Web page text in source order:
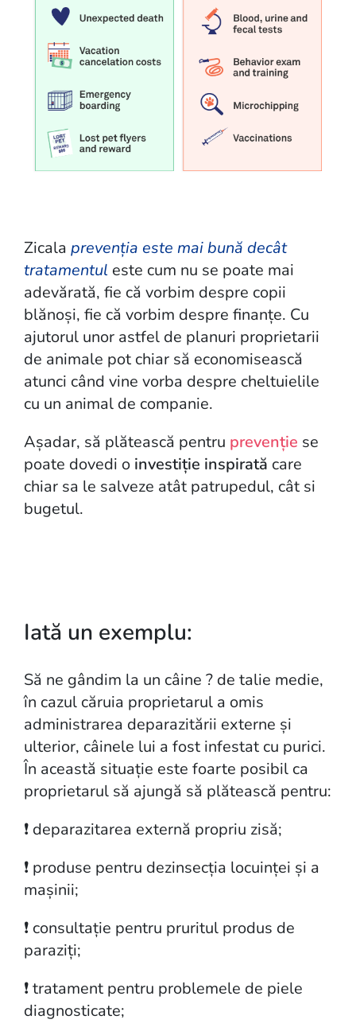
Zicala prevenția este mai bună decât
tratamentul este cum nu se poate mai
adevărată, fie că vorbim despre copii
blănoși, fie că vorbim despre finanțe. Cu
ajutorul unor astfel de planuri proprietarii
de animale pot chiar să economisească
atunci când vine vorba despre cheltuielile
cu un animal de companie.
Așadar, să plătească pentru prevenție se
poate dovedi o investiție inspirată care
chiar sa le salveze atât patrupedul, cât si
bugetul.
Iată un exemplu:
Să ne gândim la un câine ? de talie medie,
în cazul căruia proprietarul a omis
administrarea deparazitării externe și
ulterior, câinele lui a fost infestat cu purici.
În această situație este foarte posibil ca
proprietarul să ajungă să plătească pentru:
❗️ deparazitarea externă propriu zisă;
❗️ produse pentru dezinsecția locuinței și a
mașinii;
❗️ consultație pentru pruritul produs de
paraziți;
❗️ tratament pentru problemele de piele
diagnosticate;